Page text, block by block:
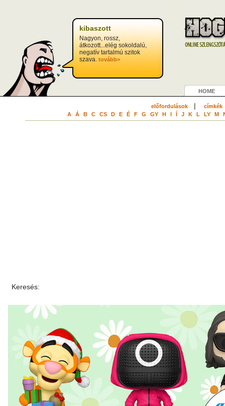
kibaszott
Nagyon, rossz,
átkozott...elég sokoldalú,
negatív tartalmú szitok
szava. tovább>
HOME
előfordulások| címkék
A Á B C CS D E É F G GY H I Í J K L LY M
Keresés: